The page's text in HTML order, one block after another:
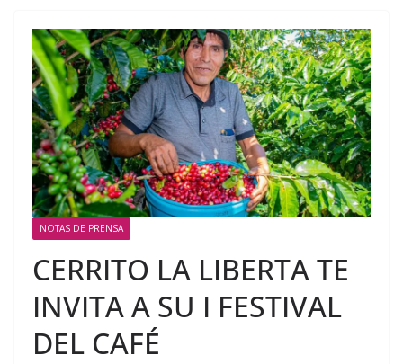
NOTAS DE PRENSA
CERRITO LA LIBERTA TE
INVITA A SU I FESTIVAL
DEL CAFÉ